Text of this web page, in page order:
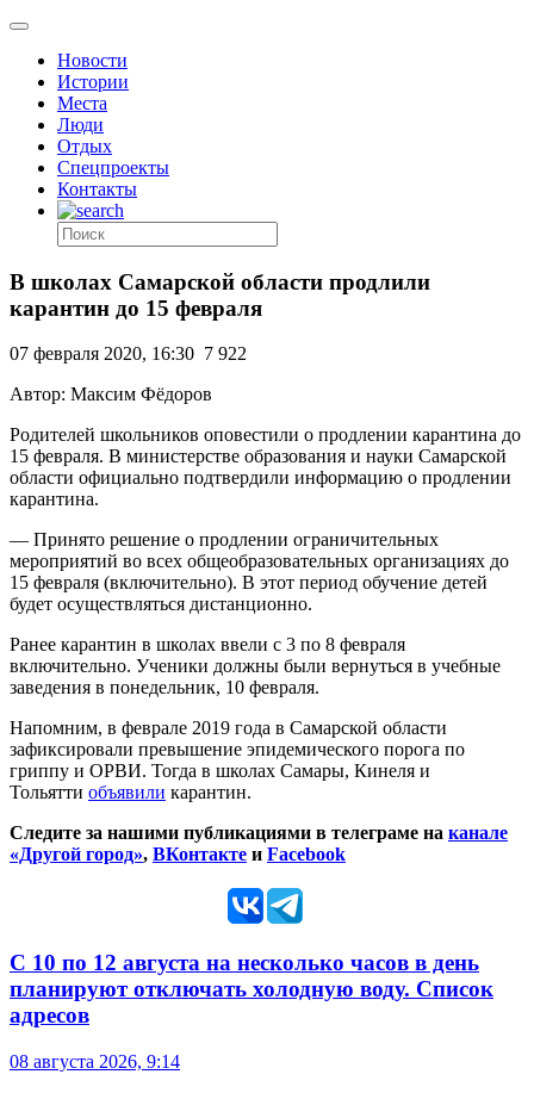
Новости
Истории
Места
Люди
Отдых
Спецпроекты
Контакты
В школах Самарской области продлили
карантин до 15 февраля
07 февраля 2020, 16:30 7 922
Автор: Максим Фёдоров
Родителей школьников оповестили о продлении карантина до
15 февраля. В министерстве образования и науки Самарской
области официально подтвердили информацию о продлении
карантина.
— Принято решение о продлении ограничительных
мероприятий во всех общеобразовательных организациях до
15 февраля (включительно). В этот период обучение детей
будет осуществляться дистанционно.
Ранее карантин в школах ввели с 3 по 8 февраля
включительно. Ученики должны были вернуться в учебные
заведения в понедельник, 10 февраля.
Напомним, в феврале 2019 года в Самарской области
зафиксировали превышение эпидемического порога по
гриппу и ОРВИ. Тогда в школах Самары, Кинеля и
Тольятти объявили карантин.
Следите за нашими публикациями в телеграме на канале
«Другой город», ВКонтакте и Facebook
С 10 по 12 августа на несколько часов в день
планируют отключать холодную воду. Список
адресов
08 августа 2026, 9:14